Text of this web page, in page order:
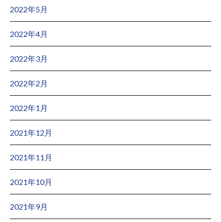
2022年5月
2022年4月
2022年3月
2022年2月
2022年1月
2021年12月
2021年11月
2021年10月
2021年9月